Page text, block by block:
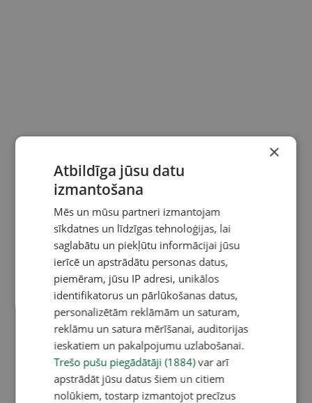
×
Atbildīga jūsu datu
izmantošana
Mēs un mūsu partneri izmantojam
sīkdatnes un līdzīgas tehnoloģijas, lai
saglabātu un piekļūtu informācijai jūsu
ierīcē un apstrādātu personas datus,
piemēram, jūsu IP adresi, unikālos
identifikatorus un pārlūkošanas datus,
personalizētām reklāmām un saturam,
reklāmu un satura mērīšanai, auditorijas
ieskatiem un pakalpojumu uzlabošanai.
Trešo pušu piegādātāji (1884)var arī
apstrādāt jūsu datus šiem un citiem
nolūkiem, tostarp izmantojot precīzus